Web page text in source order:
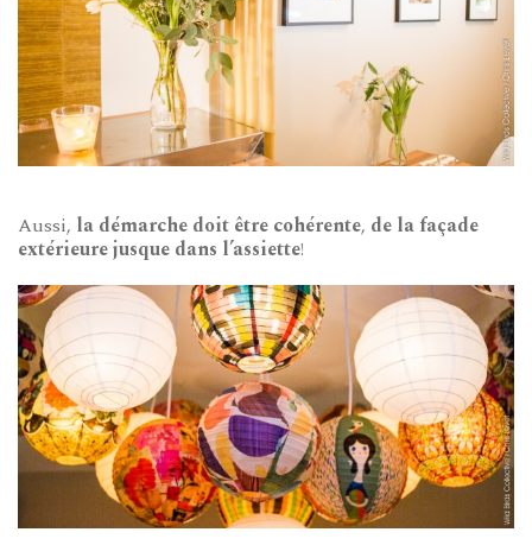
Aussi, la démarche doit être cohérente, de la façade
extérieure jusque dans l’assiette!